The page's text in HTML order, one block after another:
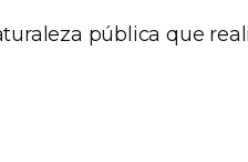
pública que